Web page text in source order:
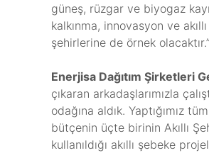
güneş, rüzgar ve biyogaz
kalkınma, innovasyon ve
şehirlerine de örnek olacaktır.”
Enerjisa Dağıtım Şirketleri
çıkaran arkadaşlarımızla
odağına aldık. Yaptığımız
bütçenin üçte birinin Akıllı
kullanıldığı akıllı şebeke